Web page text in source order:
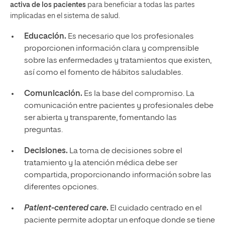
activa de los pacientes para beneficiar a todas las partes
implicadas en el sistema de salud.
Educación. Es necesario que los profesionales
proporcionen información clara y comprensible
sobre las enfermedades y tratamientos que existen,
así como el fomento de hábitos saludables.
Comunicación. Es la base del compromiso. La
comunicación entre pacientes y profesionales debe
ser abierta y transparente, fomentando las
preguntas.
Decisiones. La toma de decisiones sobre el
tratamiento y la atención médica debe ser
compartida, proporcionando información sobre las
diferentes opciones.
Patient-centered care­. El cuidado centrado en el
paciente permite adoptar un enfoque donde se tiene